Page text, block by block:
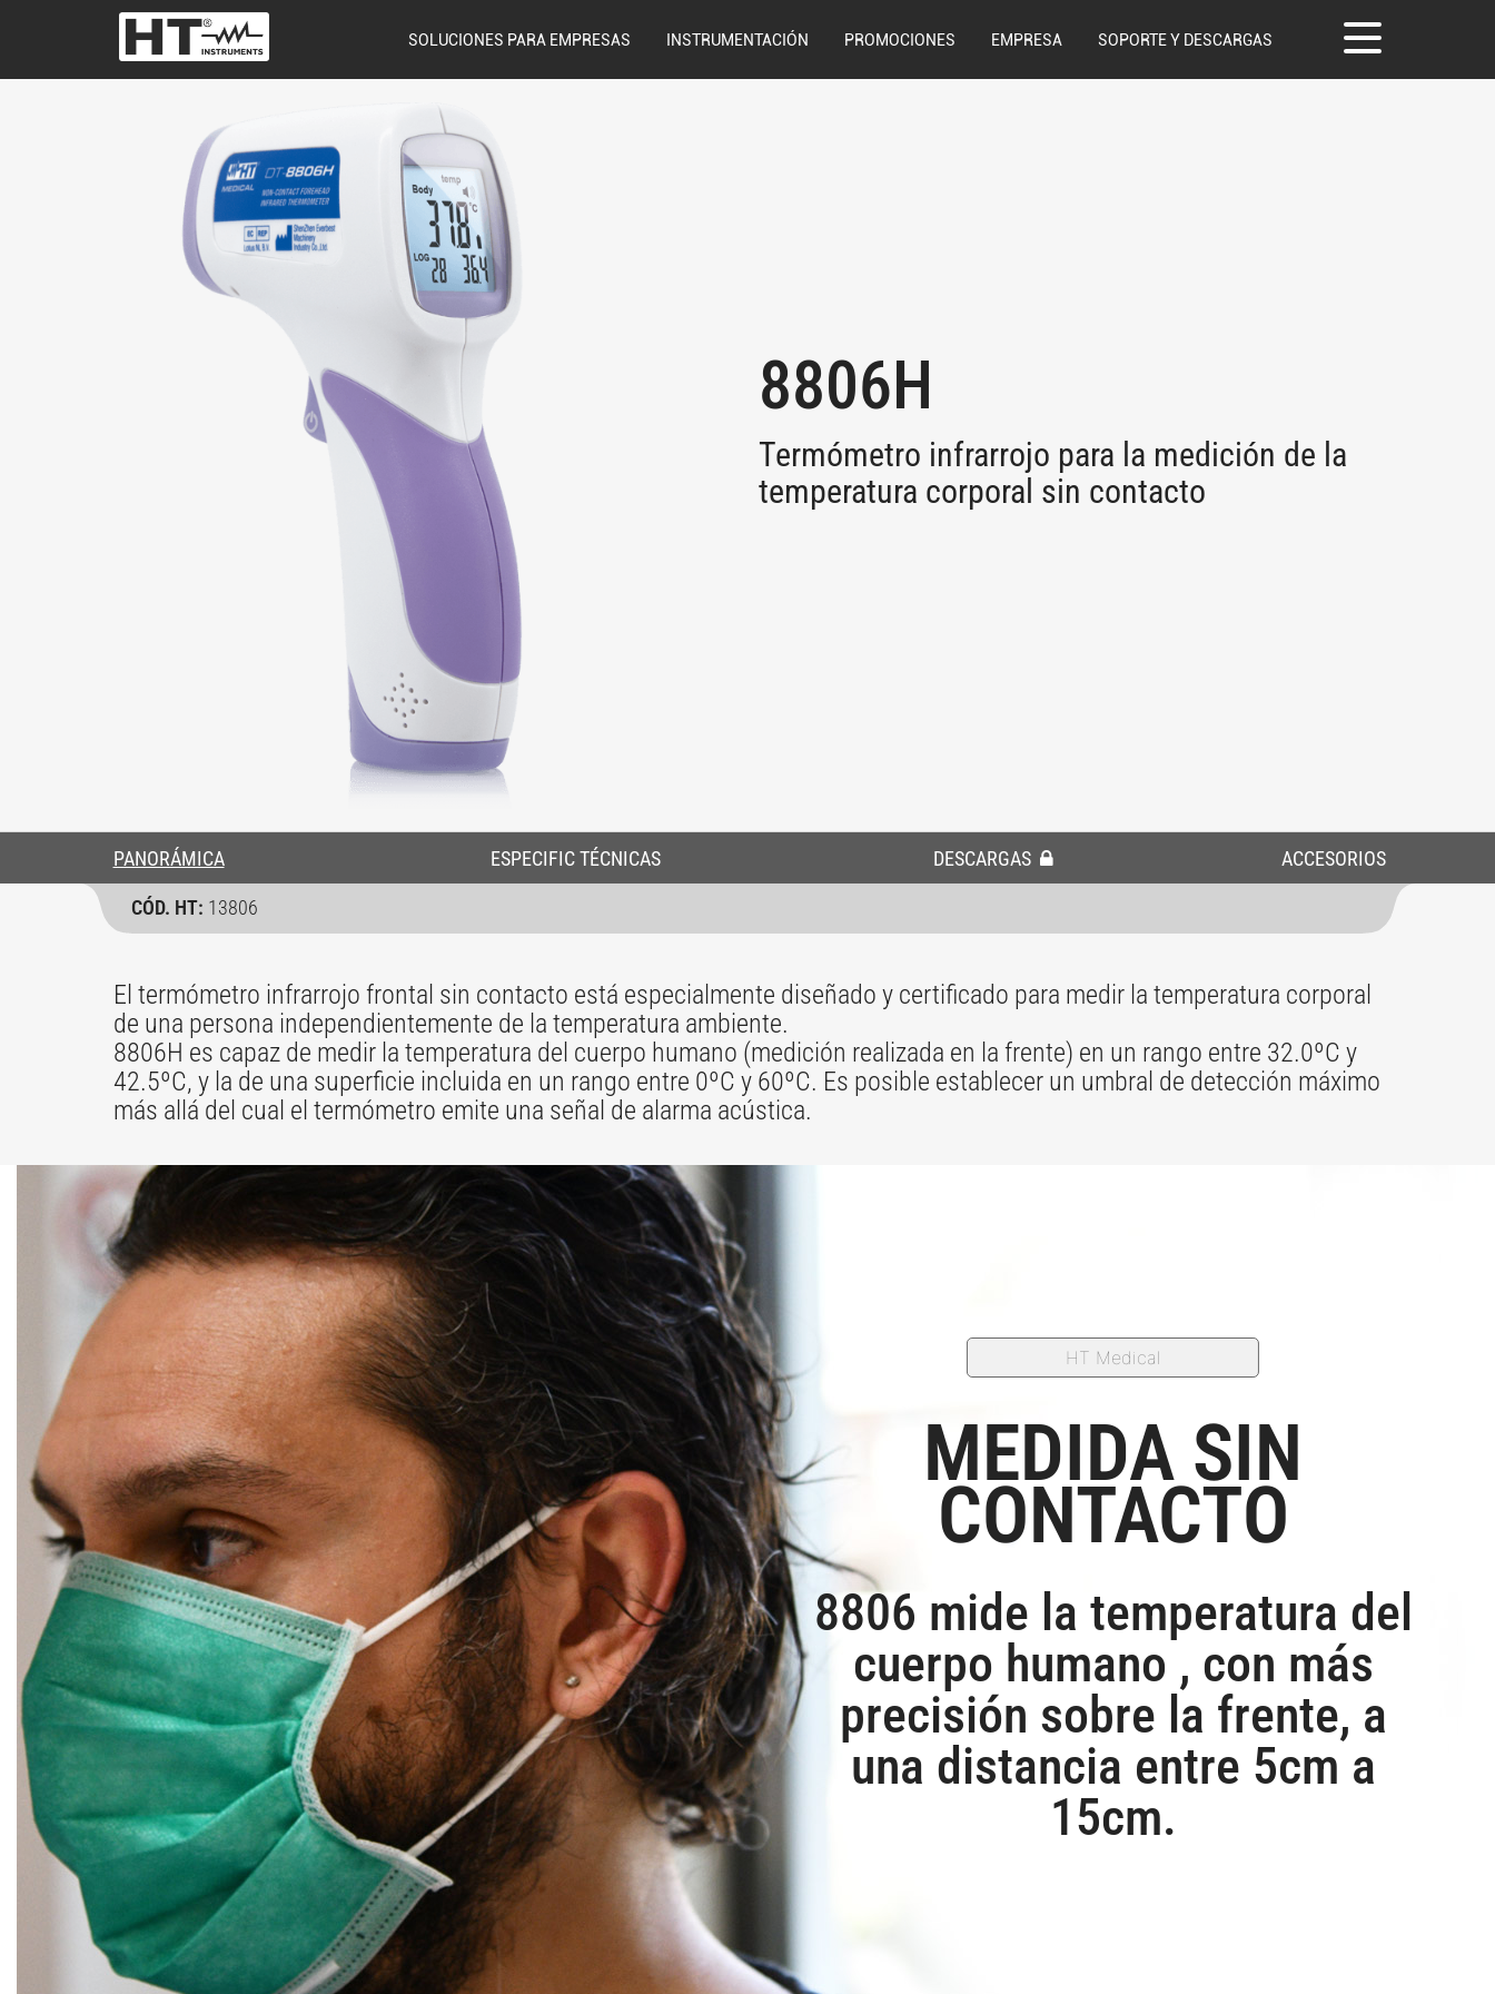
SOLUCIONES PARA EMPRESAS INSTRUMENTACIÓN PROMOCIONES EMPRESA SOPORTE Y DESCARGAS
8806H
Termómetro infrarrojo para la medición de la
temperatura corporal sin contacto
PANORÁMICA ESPECIFIC TÉCNICAS DESCARGAS ACCESORIOS
CÓD. HT: 13806
El termómetro infrarrojo frontal sin contacto está especialmente diseñado y certificado para medir la temperatura corporal
de una persona independientemente de la temperatura ambiente.
8806H es capaz de medir la temperatura del cuerpo humano (medición realizada en la frente) en un rango entre 32.0ºC y
42.5ºC, y la de una superficie incluida en un rango entre 0ºC y 60ºC. Es posible establecer un umbral de detección máximo
más allá del cual el termómetro emite una señal de alarma acústica.
HT Medical
MEDIDA SIN
CONTACTO
8806 mide la temperatura del
cuerpo humano , con más
precisión sobre la frente, a
una distancia entre 5cm a
15cm.